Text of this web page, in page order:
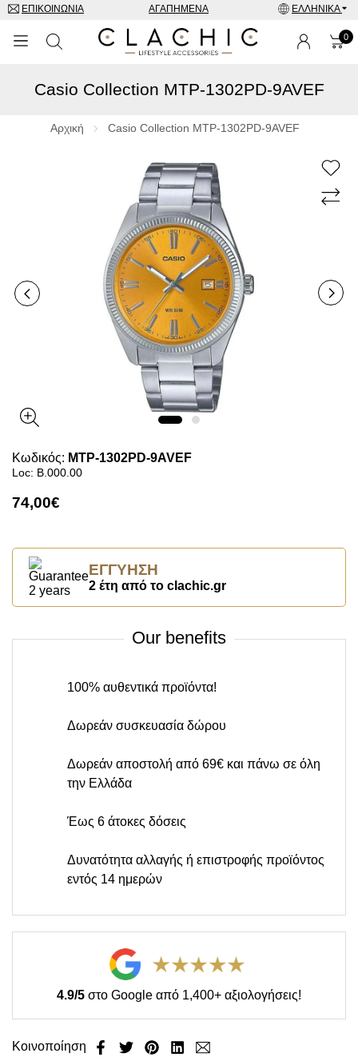
ΕΠΙΚΟΙΝΩΝΊΑ ΑΓΑΠΗΜΈΝΑ ΕΛΛΗΝΙΚΆ
0
ΜΑΡΚΕΣ
ΡΟΛΌΓΙΑ
ΚΟΣΜΉΜΑΤΑ
ΓΥΑΛΙΆ ΗΛΊΟΥ
ΑΞΕΣΟΥΑΡ
SPECIAL OFFERS
Casio Collection MTP-1302PD-9AVEF
Αρχική Casio Collection MTP-1302PD-9AVEF
Κωδικός: MTP-1302PD-9AVEF
Loc: B.000.00
74,00€
ΕΓΓΎΗΣΗ
2 έτη από το clachic.gr
Our benefits
100% αυθεντικά προϊόντα!
Δωρεάν συσκευασία δώρου
Δωρεάν αποστολή από 69€ και πάνω σε όλη
την Ελλάδα
Έως 6 άτοκες δόσεις
Δυνατότητα αλλαγής ή επιστροφής προϊόντος
εντός 14 ημερών
4.9/5 στο Google από 1,400+ αξιολογήσεις!
Κοινοποίηση